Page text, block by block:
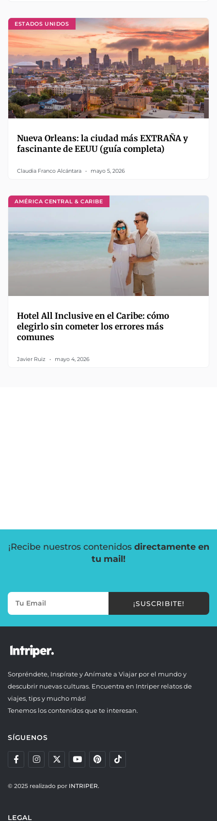
ESTADOS UNIDOS
Nueva Orleans: la ciudad más EXTRAÑA y
fascinante de EEUU (guía completa)
Claudia Franco Alcántara mayo 5, 2026
AMÉRICA CENTRAL & CARIBE
Hotel All Inclusive en el Caribe: cómo
elegirlo sin cometer los errores más
comunes
Javier Ruiz mayo 4, 2026
¡Recibe nuestros contenidos directamente en
tu mail!
¡SUSCRIBITE!
Sorpréndete, Inspírate y Anímate a Viajar por el mundo y
descubrir nuevas culturas. Encuentra en Intriper relatos de
viajes, tips y mucho más!
Tenemos los contenidos que te interesan.
SÍGUENOS
© 2025 realizado por INTRIPER.
LEGAL